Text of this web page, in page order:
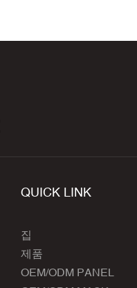
QUICK LINK
집
제품
OEM/ODM PANEL